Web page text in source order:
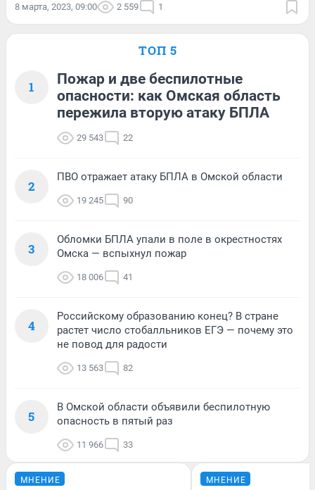
8 марта, 2023, 09:00 2 559 1
ТОП 5
1
Пожар и две беспилотные
опасности: как Омская область
пережила вторую атаку БПЛА
29 543 22
2
ПВО отражает атаку БПЛА в Омской области
19 245 90
3
Обломки БПЛА упали в поле в окрестностях
Омска — вспыхнул пожар
18 006 41
4
Российскому образованию конец? В стране
растет число стобалльников ЕГЭ — почему это
не повод для радости
13 563 82
5
В Омской области объявили беспилотную
опасность в пятый раз
11 966 33
МНЕНИЕ МНЕНИЕ